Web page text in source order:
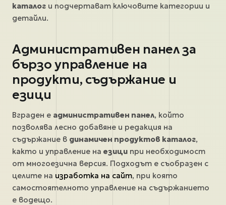
каталог и подчертават ключовите категории и
детайли.
Административен панел за
бързо управление на
продукти, съдържание и
езици
Вграден е административен панел, който
позволява лесно добавяне и редакция на
съдържание в динамичен продуктов каталог,
както и управление на езици при необходимост
от многоезична версия. Подходът е съобразен с
целите на изработка на сайт, при която
самостоятелното управление на съдържанието
е водещо.